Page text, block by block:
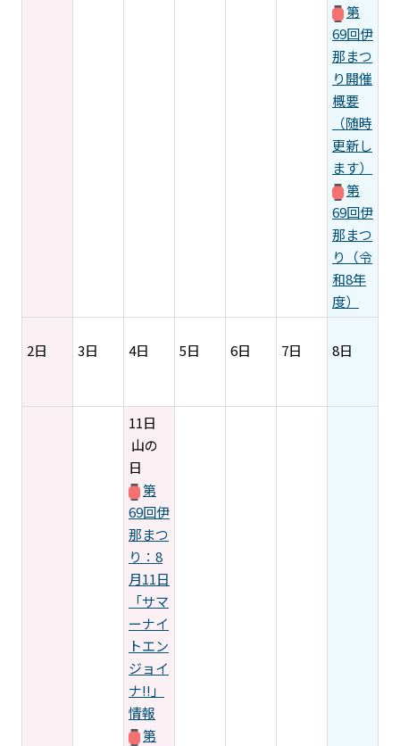
第
69回伊
那まつ
り開催
概要
（随時
更新し
ます）
第
69回伊
那まつ
り（令
和8年
度）
2日 3日 4日 5日 6日 7日 8日
11日
山の
日
第
69回伊
那まつ
り：8
月11日
「サマ
ーナイ
トエン
ジョイ
ナ!!」
情報
第